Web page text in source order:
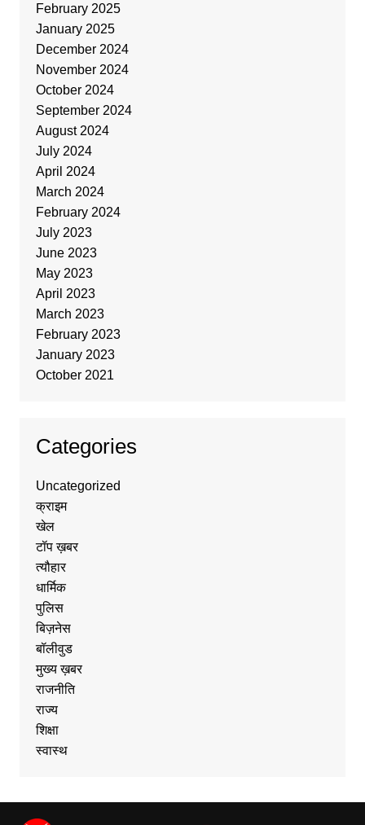
February 2025
January 2025
December 2024
November 2024
October 2024
September 2024
August 2024
July 2024
April 2024
March 2024
February 2024
July 2023
June 2023
May 2023
April 2023
March 2023
February 2023
January 2023
October 2021
Categories
Uncategorized
क्राइम
खेल
टॉप ख़बर
त्यौहार
धार्मिक
पुलिस
बिज़नेस
बॉलीवुड
मुख्य ख़बर
राजनीति
राज्य
शिक्षा
स्वास्थ